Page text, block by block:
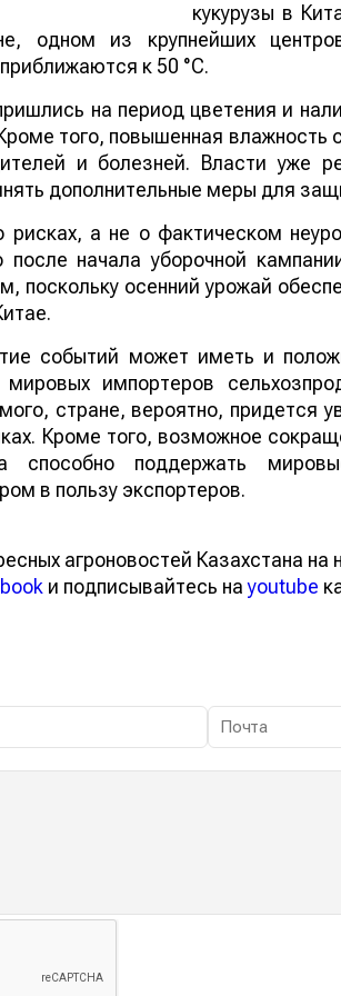
кукурузы в
одном из крупнейших
к 50 °C.
на период цветения и
того, повышенная влажность
и болезней. Власти уже
дополнительные меры для
рисках, а не о фактическом
после начала уборочной
поскольку осенний урожай
событий может иметь и
импортеров
стране, вероятно, придется
Кроме того, возможное
способно поддержать
в пользу экспортеров.
агроновостей Казахстана на
и подписывайтесь наyoutube